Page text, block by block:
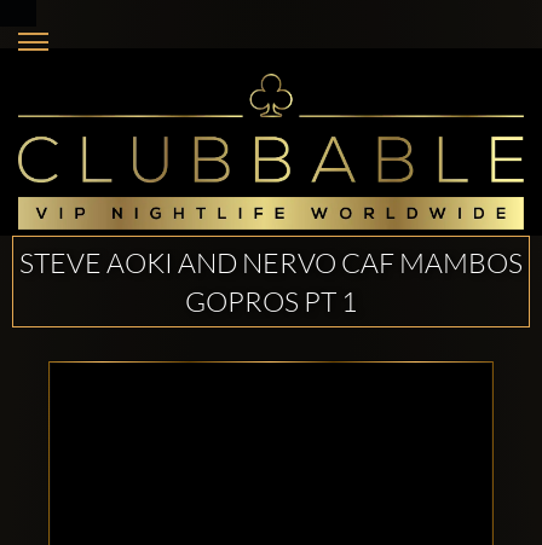
STEVE AOKI AND NERVO CAF MAMBOS
GOPROS PT 1